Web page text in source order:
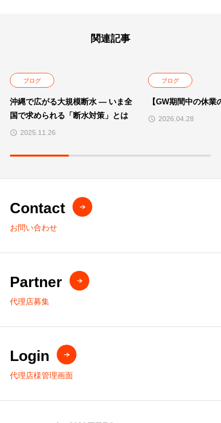
関連記事
ブログ
沖縄で広がる大規模断水 ― いま全
国で求められる「断水対策」とは
2025.11.26
ブログ
【GW期間中の休業
2026.04.28
Contact
お問い合わせ
Partner
代理店募集
Login
代理店様管理画面